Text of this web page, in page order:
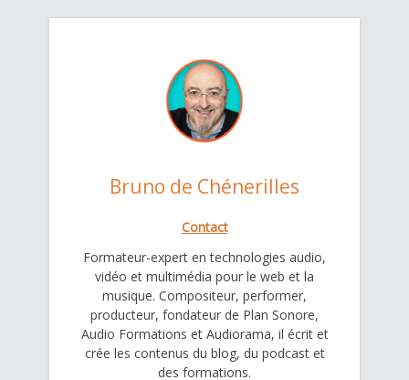
Bruno de Chénerilles
Contact
Formateur-expert en technologies audio,
vidéo et multimédia pour le web et la
musique. Compositeur, performer,
producteur, fondateur de Plan Sonore,
Audio Formations et Audiorama, il écrit et
crée les contenus du blog, du podcast et
des formations.